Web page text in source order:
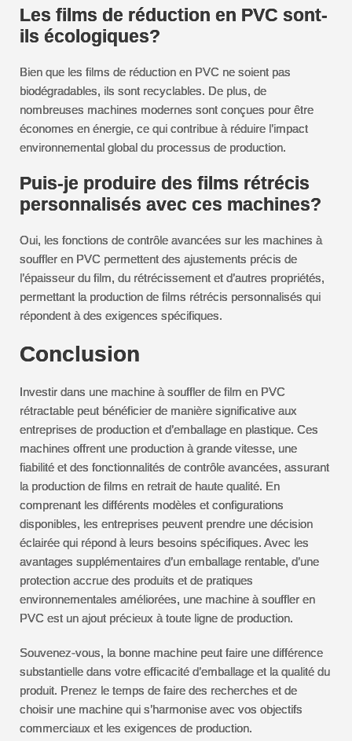
Les films de réduction en PVC sont-
ils écologiques?
Bien que les films de réduction en PVC ne soient pas
biodégradables, ils sont recyclables. De plus, de
nombreuses machines modernes sont conçues pour être
économes en énergie, ce qui contribue à réduire l’impact
environnemental global du processus de production.
Puis-je produire des films rétrécis
personnalisés avec ces machines?
Oui, les fonctions de contrôle avancées sur les machines à
souffler en PVC permettent des ajustements précis de
l’épaisseur du film, du rétrécissement et d’autres propriétés,
permettant la production de films rétrécis personnalisés qui
répondent à des exigences spécifiques.
Conclusion
Investir dans une machine à souffler de film en PVC
rétractable peut bénéficier de manière significative aux
entreprises de production et d’emballage en plastique. Ces
machines offrent une production à grande vitesse, une
fiabilité et des fonctionnalités de contrôle avancées, assurant
la production de films en retrait de haute qualité. En
comprenant les différents modèles et configurations
disponibles, les entreprises peuvent prendre une décision
éclairée qui répond à leurs besoins spécifiques. Avec les
avantages supplémentaires d’un emballage rentable, d’une
protection accrue des produits et de pratiques
environnementales améliorées, une machine à souffler en
PVC est un ajout précieux à toute ligne de production.
Souvenez-vous, la bonne machine peut faire une différence
substantielle dans votre efficacité d’emballage et la qualité du
produit. Prenez le temps de faire des recherches et de
choisir une machine qui s’harmonise avec vos objectifs
commerciaux et les exigences de production.